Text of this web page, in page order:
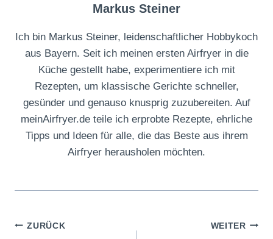
Markus Steiner
Ich bin Markus Steiner, leidenschaftlicher Hobbykoch
aus Bayern. Seit ich meinen ersten Airfryer in die
Küche gestellt habe, experimentiere ich mit
Rezepten, um klassische Gerichte schneller,
gesünder und genauso knusprig zuzubereiten. Auf
meinAirfryer.de teile ich erprobte Rezepte, ehrliche
Tipps und Ideen für alle, die das Beste aus ihrem
Airfryer herausholen möchten.
Beitragsnavigation
ZURÜCK WEITER